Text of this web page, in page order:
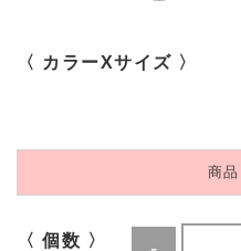
〈 カラーXサイズ 〉
商
〈 個数 〉